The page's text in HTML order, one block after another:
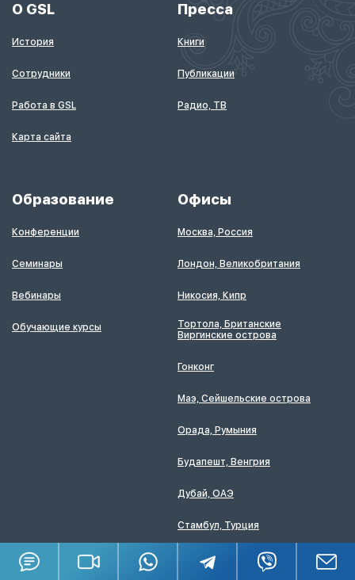
О GSL
История
Сотрудники
Работа в GSL
Карта сайта
Пресса
Книги
Публикации
Радио, ТВ
Образование
Конференции
Семинары
Вебинары
Обучающие курсы
Офисы
Москва, Россия
Лондон, Великобритания
Никосия, Кипр
Тортола, Британские
Виргинские острова
Гонконг
Маэ, Сейшельские острова
Орада, Румыния
Будапешт, Венгрия
Дубай, ОАЭ
Стамбул, Турция
Рига, Латвия